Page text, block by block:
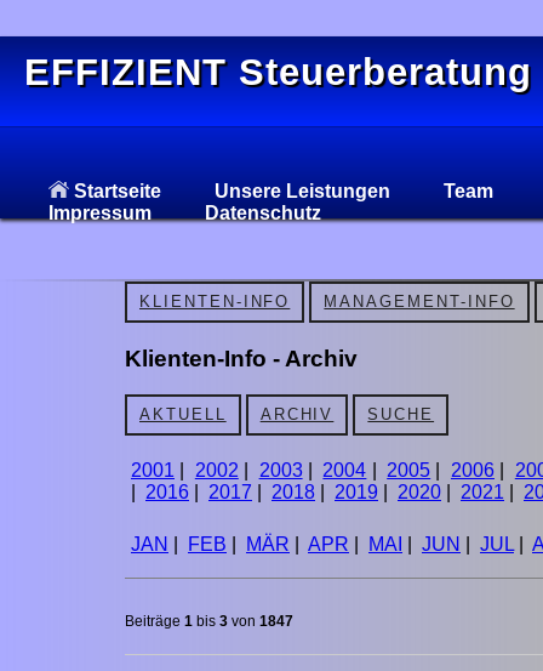
EFFIZIENT Steuerberatung
Startseite Unsere Leistungen
Team
Impressum
Datenschutz
KLIENTEN-INFO MANAGEMENT-INFO
Klienten-Info - Archiv
AKTUELL ARCHIV SUCHE
2001 2002 2003|2004 |2005 2006|
2016 2017 2018 2019 2020 2021
JAN FEB MÄR APR MAI JUN JUL|
Beiträge 1 bis 3 von 1847